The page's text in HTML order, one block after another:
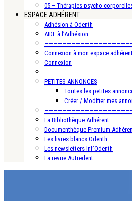
05 – Thérapies psycho-
ESPACE ADHÉRENT
Adhésion à Odenth
AIDE à l’Adhésion
Connexion à mon espace adhérent
Connexion
PETITES ANNONCES
Toutes les petites
Créer / Modifier mes
La Bibliothèque Adhérent
Documenthèque Premium
Les livres blancs Odenth
Les newsletters Inf’Odenth
La revue Autredent